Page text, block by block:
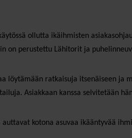
ollutta ikäihmisten
on perustettu Lähitorit ja
löytämään ratkaisuja itsenäiseen ja
Asiakkaan kanssa selvitetään
kotona asuvaa ikääntyvää